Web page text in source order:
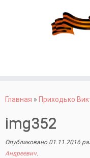
Главная » Приходько
img352
Опубликовано 01.11.2016
Андреевич.